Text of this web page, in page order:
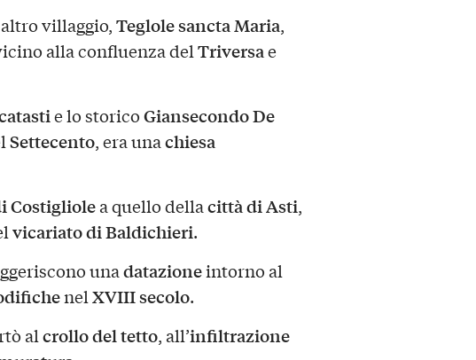
villaggio,Teglole sancta Maria,
alla confluenza delTriversae
e lo storicoGiansecondo De
Settecento, era unachiesa
Costigliolea quello dellacittà di Asti,
vicariato di Baldichieri.
unadatazioneintorno al
nelXVIII secolo.
alcrollo del tetto, all’infiltrazione